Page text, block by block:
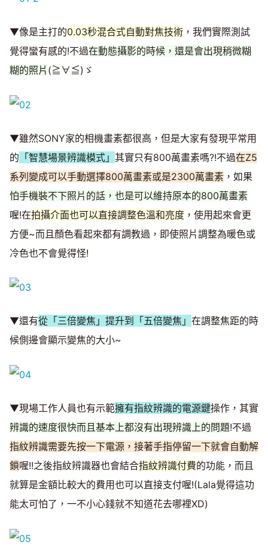
▼像是主打的0.03秒混合式自動對焦技術 ，我們實際測試
覺得蠻有感的!不過在動態攝影的時候，還是會出現稍微糊
糊的照片 (≧∀≦)ゞ
▼雖然SONY家的相機畫素都很高，但是大家有發現平常用
的 「智慧場景辨識模式」 其實只有800萬畫素嗎?!不過在Z5
系列變成可以手動選擇800萬畫素或是2300萬畫素 ，如果
怕手機裝不下照片的話，也是可以維持原本的800萬畫素
喔!在拍攝介面也可以直接調整色溫和亮度 ，使用起來會更
方便~而且顏色看起來都有調教過，即使照片調整為暖色或
冷色也不會覺得怪!
▼還有從「三倍變焦」提升到「五倍變焦」 在調整焦距的時
候側邊會顯示變焦的大小~
▼現場工作人員也有示範擁有指紋辨識的電源鍵操作，其實
辨識的速度很快而且基本上都沒有出現辨識上的問題!不過
指紋辨識需要先按一下電源，接著手指停留一下就會自動解
鎖喔!!之後指紋辨識器也會結合指紋辨識付費的功能，而且
就算是金額比較大的費用也可以直接支付喔!(Lala覺得這功
能太可怕了，一不小心錢就不知道花去哪裡XD)